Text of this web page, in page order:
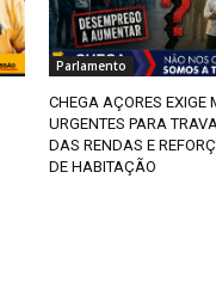
Parlamento
CHEGA AÇORES EXIGE
URGENTES PARA
DAS RENDAS E
DE HABITAÇÃO